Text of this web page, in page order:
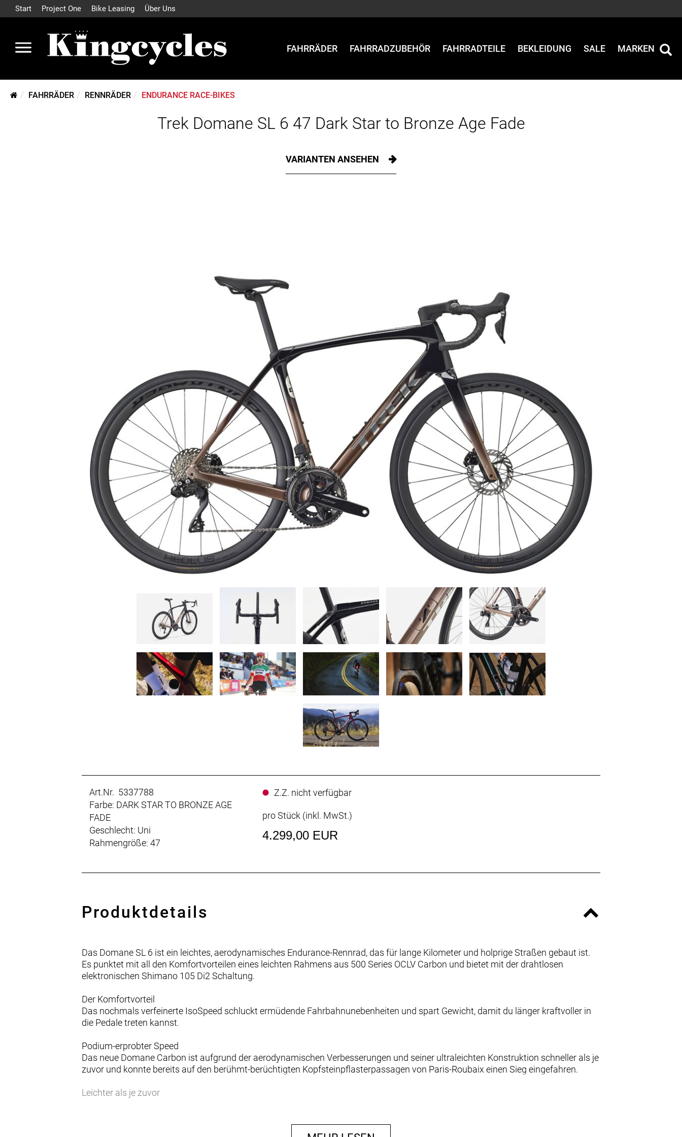
Start Project One Bike Leasing Über Uns
FAHRRÄDER FAHRRADZUBEHÖR FAHRRADTEILE BEKLEIDUNG SALE MARKEN
FAHRRÄDER RENNRÄDER ENDURANCE RACE-BIKES
Trek Domane SL 6 47 Dark Star to Bronze Age Fade
VARIANTEN ANSEHEN
Art.Nr. 5337788
Farbe: DARK STAR TO BRONZE AGE
FADE
Geschlecht: Uni
Rahmengröße: 47
Z.Z. nicht verfügbar
pro Stück (inkl. MwSt.)
4.299,00 EUR
Produktdetails
Das Domane SL 6 ist ein leichtes, aerodynamisches Endurance-Rennrad, das für lange Kilometer und holprige Straßen gebaut ist.
Es punktet mit all den Komfortvorteilen eines leichten Rahmens aus 500 Series OCLV Carbon und bietet mit der drahtlosen
elektronischen Shimano 105 Di2 Schaltung.
Der Komfortvorteil
Das nochmals verfeinerte IsoSpeed schluckt ermüdende Fahrbahnunebenheiten und spart Gewicht, damit du länger kraftvoller in
die Pedale treten kannst.
Podium-erprobter Speed
Das neue Domane Carbon ist aufgrund der aerodynamischen Verbesserungen und seiner ultraleichten Konstruktion schneller als je
zuvor und konnte bereits auf den berühmt-berüchtigten Kopfsteinpflasterpassagen von Paris-Roubaix einen Sieg eingefahren.
Leichter als je zuvor